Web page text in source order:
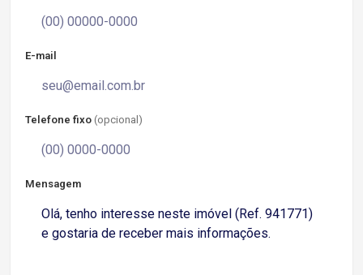
E-mail
Telefone fixo (opcional)
Mensagem